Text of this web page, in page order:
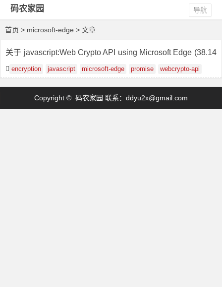
码农家园 导航
首页 > microsoft-edge > 文章
关于 javascript:Web Crypto API using Microsoft Edge (38.14
393.0.0)
encryption javascript microsoft-edge promise webcrypto-api
Copyright © 码农家园 联系： ddyu2x@gmail.com